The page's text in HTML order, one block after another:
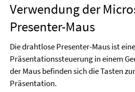
Verwendung der
Presenter-Maus
Die drahtlose Presenter-Maus ist
Präsentationssteuerung in einem
der Maus befinden sich die Tasten
Präsentation.